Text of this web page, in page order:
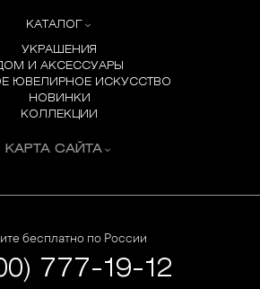
КАТАЛОГ
УКРАШЕНИЯ
И АКСЕССУАРЫ
ЮВЕЛИРНОЕ ИСКУССТВО
НОВИНКИ
КОЛЛЕКЦИИ
КАРТА САЙТА
бесплатно по России
777-19-12